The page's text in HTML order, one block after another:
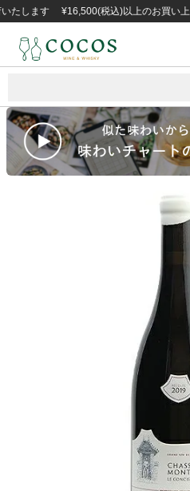
す ¥16,500(税込)以上のお買い上げで